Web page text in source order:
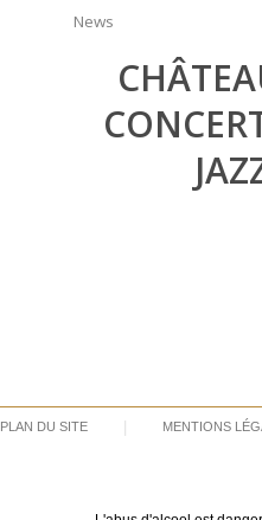
News
PLAN DU SITE MENTIONS